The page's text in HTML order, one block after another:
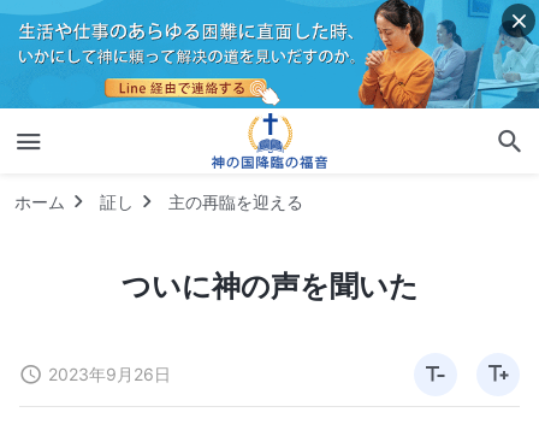
ホーム 証し 主の再臨を迎える
ついに神の声を聞いた
2023年9月26日